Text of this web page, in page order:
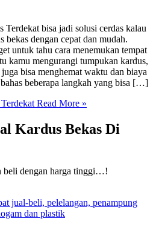
Terdekat bisa jadi solusi cerdas kalau
bekas dengan cepat dan mudah.
untuk tahu cara menemukan tempat
kamu mengurangi tumpukan kardus,
bisa menghemat waktu dan biaya
beberapa langkah yang bisa […]
Read More »
Kardus Bekas Di
dengan harga tinggi…!